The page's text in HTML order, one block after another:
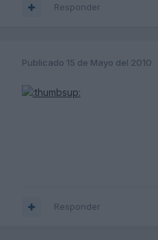
Responder
Publicado 15 de Mayo del 2010
Responder